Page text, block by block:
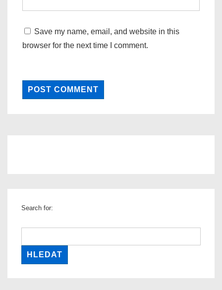
Save my name, email, and website in this
browser for the next time I comment.
Search for: